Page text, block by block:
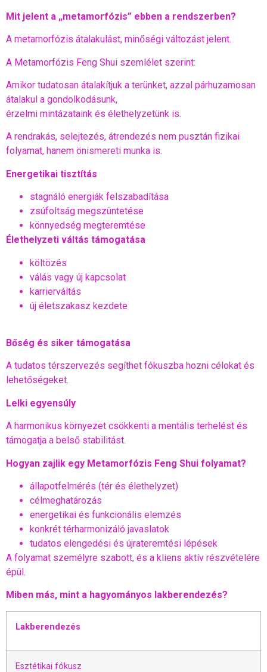
Mit jelent a „metamorfózis” ebben a rendszerben?
A metamorfózis átalakulást, minőségi változást jelent.
A Metamorfózis Feng Shui szemlélet szerint:
Amikor tudatosan átalakítjuk a terünket, azzal párhuzamosan
átalakul a gondolkodásunk,
érzelmi mintázataink és élethelyzetünk is.
A rendrakás, selejtezés, átrendezés nem pusztán fizikai
folyamat, hanem önismereti munka is.
Energetikai tisztítás
stagnáló energiák felszabadítása
zsúfoltság megszüntetése
könnyedség megteremtése
Élethelyzeti váltás támogatása
költözés
válás vagy új kapcsolat
karrierváltás
új életszakasz kezdete
Bőség és siker támogatása
A tudatos térszervezés segíthet fókuszba hozni célokat és
lehetőségeket.
Lelki egyensúly
A harmonikus környezet csökkenti a mentális terhelést és
támogatja a belső stabilitást.
Hogyan zajlik egy Metamorfózis Feng Shui folyamat?
állapotfelmérés (tér és élethelyzet)
célmeghatározás
energetikai és funkcionális elemzés
konkrét térharmonizáló javaslatok
tudatos elengedési és újrateremtési lépések
A folyamat személyre szabott, és a kliens aktív részvételére
épül.
Miben más, mint a hagyományos lakberendezés?
Lakberendezés
Esztétikai fókusz